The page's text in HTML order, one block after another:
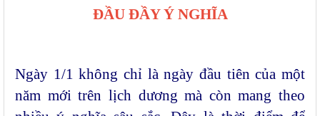
ĐẦU ĐẦY Ý NGHĨA
Ngày 1/1 không chỉ là ngày đầu tiên của một
năm mới trên lịch dương mà còn mang theo